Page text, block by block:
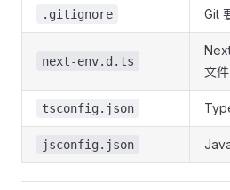
.gitignore Git
next-env.d.ts
文件
tsconfig.json
jsconfig.json